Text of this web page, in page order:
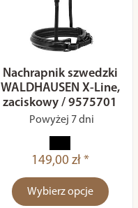
Nachrapnik szwedzki
WALDHAUSEN X-Line,
zaciskowy / 9575701
Powyżej 7 dni
149,00 zł *
Wybierz opcje